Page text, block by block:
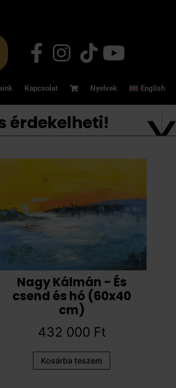
Kapcsolat Nyelvek English
érdekelheti!
Nagy Kálmán - És
csend és hó (60x40
cm)
432 000 Ft
Kosárba teszem